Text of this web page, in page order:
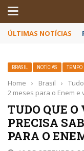
ÚLTIMAS NOTÍCIAS
BRASIL NOTÍCIAS TEMPO
Home › Brasil ›
2 meses para o Enem e
TUDO QUE
PRECISA
PARA O